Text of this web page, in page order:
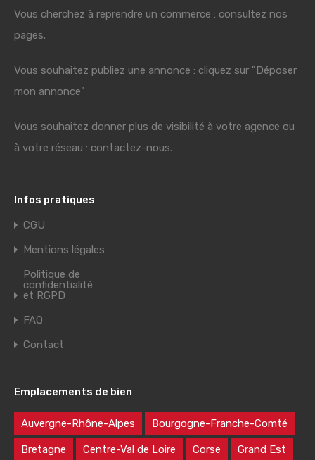
Vous cherchez à reprendre un commerce : consultez nos
pages.
Vous souhaitez publiez une annonce : cliquez sur "Déposer
mon annonce"
Vous souhaitez donner plus de visibilité à votre agence ou
à votre réseau : contactez-nous.
Infos pratiques
CGU
Mentions légales
Politique de
confidentialité
et RGPD
FAQ
Contact
Emplacements de bien
Auvergne-Rhône-Alpes Bourgogne-Franche-Comté
Bretagne Centre-Val de Loire Corse Grand Est